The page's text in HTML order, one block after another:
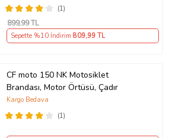
(1)
899,99 TL
Sepette %10 İndirim 809,99 TL
CF moto 150 NK Motosiklet
Brandası, Motor Örtüsü, Çadır
(1)
Kargo Bedava